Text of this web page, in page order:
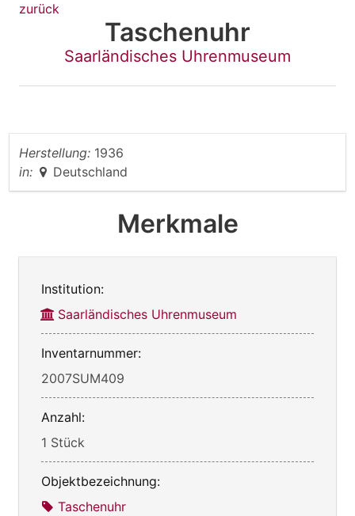
zurück
Taschenuhr
Saarländisches Uhrenmuseum
Herstellung: 1936
in:
Deutschland
Merkmale
Institution:
Saarländisches Uhrenmuseum
Inventarnummer:
2007SUM409
Anzahl:
1 Stück
Objektbezeichnung:
Taschenuhr